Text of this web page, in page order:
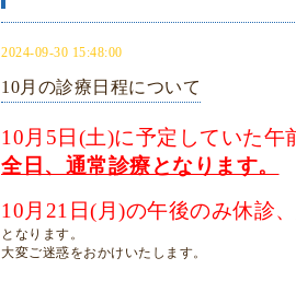
2024-09-30 15:48:00
10月の診療日程について
10月5日(土)に予定していた午
全日、通常診療となります。
10月21日(月)の午後のみ休診、
となります。
大変ご迷惑をおかけいたします。